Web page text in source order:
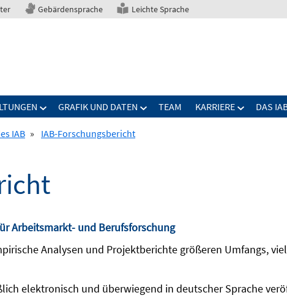
Gebärdensprache Leichte Sprache
GRAFIK UND DATEN TEAM KARRIERE DAS
IAB » IAB-Forschungsbericht
Arbeitsmarkt- und Berufsforschung
Analysen und Projektberichte größeren Umfangs,
elektronisch und überwiegend in deutscher Sprache